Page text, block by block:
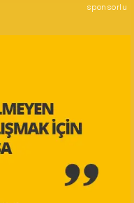
sponsorlu